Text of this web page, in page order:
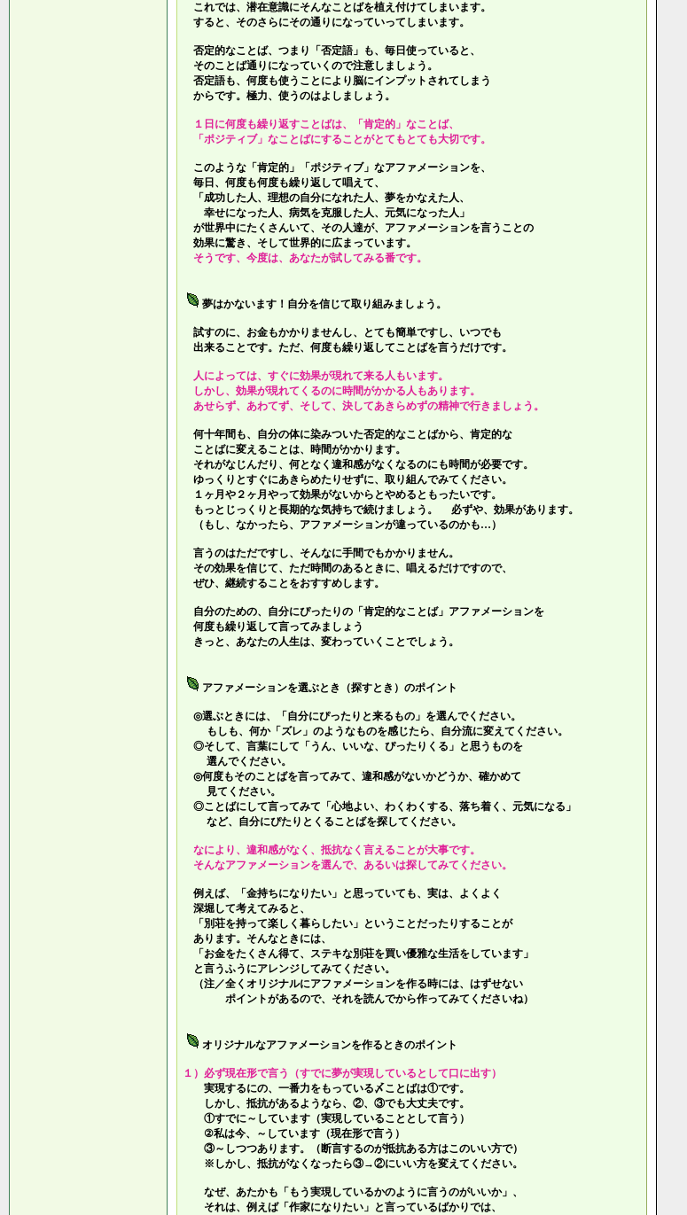
これでは、潜在意識にそんなことばを植え付けてしまいます。
すると、そのさらにその通りになっていってしまいます。
否定的なことば、つまり「否定語」も、毎日使っていると、
そのことば通りになっていくので注意しましょう。
否定語も、何度も使うことにより脳にインプットされてしまう
からです。極力、使うのはよしましょう。
１日に何度も繰り返すことばは、「肯定的」なことば、
「ポジティブ」なことばにすることがとてもとても大切です。
このような「肯定的」「ポジティブ」なアファメーションを、
毎日、何度も何度も繰り返して唱えて、
「成功した人、理想の自分になれた人、夢をかなえた人、
幸せになった人、病気を克服した人、元気になった人」
が世界中にたくさんいて、その人達が、アファメーションを言うことの
効果に驚き、そして世界的に広まっています。
そうです、今度は、あなたが試してみる番です。
夢はかないます！自分を信じて取り組みましょう。
試すのに、お金もかかりませんし、とても簡単ですし、いつでも
出来ることです。ただ、何度も繰り返してことばを言うだけです。
人によっては、すぐに効果が現れて来る人もいます。
しかし、効果が現れてくるのに時間がかかる人もあります。
あせらず、あわてず、そして、決してあきらめずの精神で行きましょう。
何十年間も、自分の体に染みついた否定的なことばから、肯定的な
ことばに変えることは、時間がかかります。
それがなじんだり、何となく違和感がなくなるのにも時間が必要です。
ゆっくりとすぐにあきらめたりせずに、取り組んでみてください。
１ヶ月や２ヶ月やって効果がないからとやめるともったいです。
もっとじっくりと長期的な気持ちで続けましょう。 必ずや、効果があります。
（もし、なかったら、アファメーションが違っているのかも…）
言うのはただですし、そんなに手間でもかかりません。
その効果を信じて、ただ時間のあるときに、唱えるだけですので、
ぜひ、継続することをおすすめします。
自分のための、自分にぴったりの「肯定的なことば」アファメーションを
何度も繰り返して言ってみましょう
きっと、あなたの人生は、変わっていくことでしょう。
アファメーションを選ぶとき（探すとき）のポイント
◎選ぶときには、「自分にぴったりと来るもの」を選んでください。
もしも、何か「ズレ」のようなものを感じたら、自分流に変えてください。
◎そして、言葉にして「うん、いいな、ぴったりくる」と思うものを
選んでください。
◎何度もそのことばを言ってみて、違和感がないかどうか、確かめて
見てください。
◎ことばにして言ってみて「心地よい、わくわくする、落ち着く、元気になる」
など、自分にぴたりとくることばを探してください。
なにより、違和感がなく、抵抗なく言えることが大事です。
そんなアファメーションを選んで、あるいは探してみてください。
例えば、「金持ちになりたい」と思っていても、実は、よくよく
深堀して考えてみると、
「別荘を持って楽しく暮らしたい」ということだったりすることが
あります。そんなときには、
「お金をたくさん得て、ステキな別荘を買い優雅な生活をしています」
と言うふうにアレンジしてみてください。
（注／全くオリジナルにアファメーションを作る時には、はずせない
ポイントがあるので、それを読んでから作ってみてくださいね）
オリジナルなアファメーションを作るときのポイント
１）必ず現在形で言う（すでに夢が実現しているとして口に出す）
実現するにの、一番力をもっている〆ことばは①です。
しかし、抵抗があるようなら、②、③でも大丈夫です。
①すでに～しています（実現していることとして言う）
②私は今、～しています（現在形で言う）
③～しつつあります。（断言するのが抵抗ある方はこのいい方で）
※しかし、抵抗がなくなったら③→②にいい方を変えてください。
なぜ、あたかも「もう実現しているかのように言うのがいいか」、
それは、例えば「作家になりたい」と言っているばかりでは、